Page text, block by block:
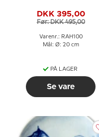
DKK 395,00
Før: DKK 495,00
Varenr.: RAH100
Mål: Ø: 20 cm
PÅ LAGER
Se vare